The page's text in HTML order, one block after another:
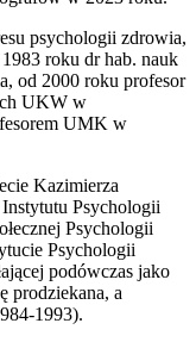
psychologii zdrowia,
roku dr hab. nauk
od 2000 roku profesor
UKW w
UMK w
Kazimierza
Psychologii
Psychologii
Psychologii
podówczas jako
prodziekana, a
1993).